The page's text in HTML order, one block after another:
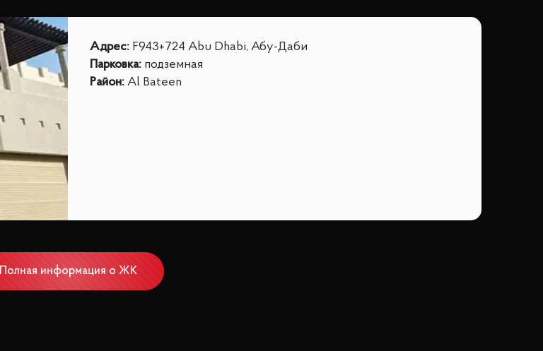
Адрес: F943+724 Abu Dhabi, Абу-Даби
Парковка: подземная
Район: Al Bateen
Полная информация о ЖК